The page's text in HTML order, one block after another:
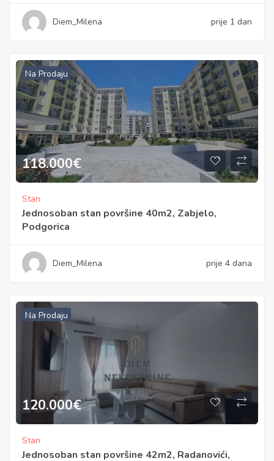
Diem_Milena prije 1 dan
Na Prodaju
118.000€
Stan
Jednosoban stan površine 40m2, Zabjelo,
Podgorica
Diem_Milena prije 4 dana
Na Prodaju
120.000€
Stan
Jednosoban stan površine 42m2, Radanovići,